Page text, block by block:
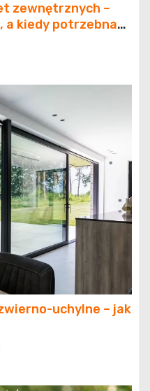
zewnętrznych –
a kiedy potrzebna
uchylne – jak